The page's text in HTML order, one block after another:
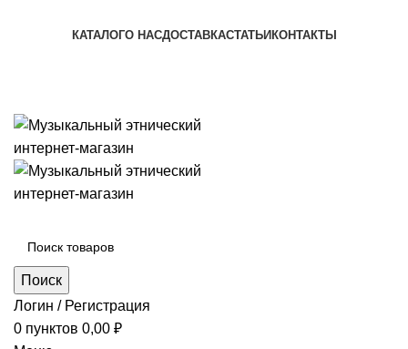
КАТАЛОГО НАСДОСТАВКАСТАТЬИ КОНТАКТЫ
Поиск
Логин / Регистрация
0 пунктов 0,00 ₽